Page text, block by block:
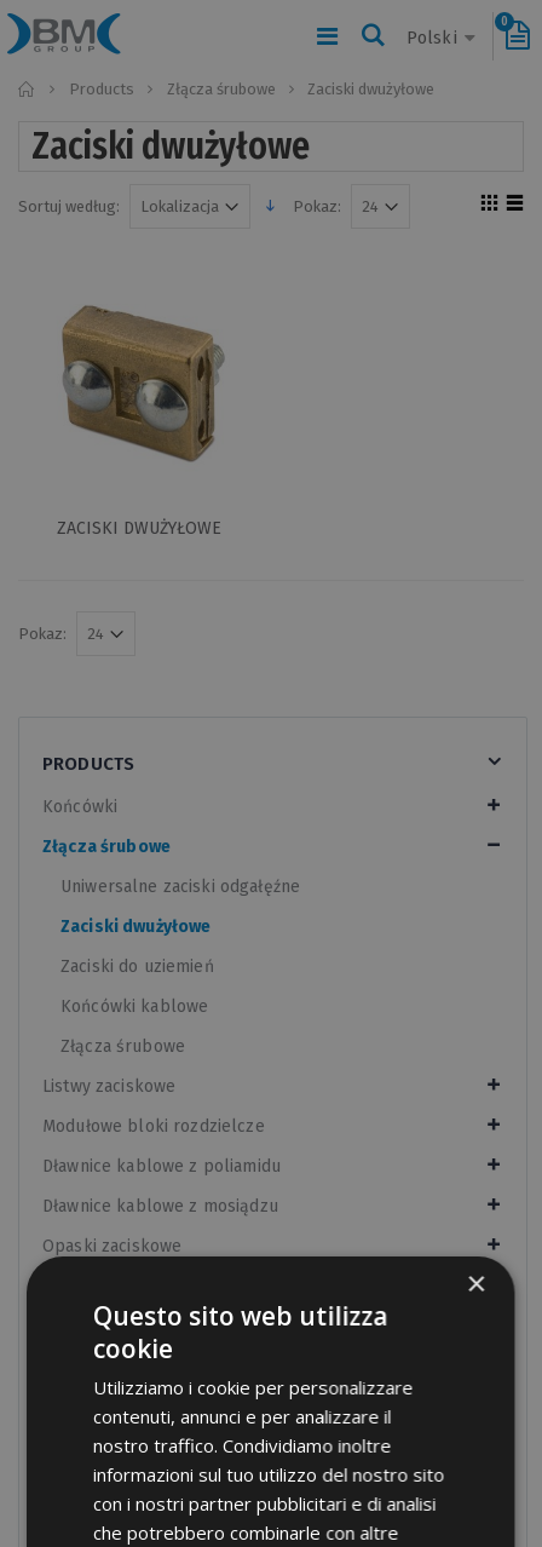
Polski
0
Home
Products Złącza śrubowe Zaciski dwużyłowe
Zaciski dwużyłowe
Sortuj według: Pokaz:
ZACISKI DWUŻYŁOWE
Pokaz:
PRODUCTS
Końcówki
Złącza śrubowe
Uniwersalne zaciski odgałęźne
Zaciski dwużyłowe
Zaciski do uziemień
Końcówki kablowe
Złącza śrubowe
Listwy zaciskowe
Modułowe bloki rozdzielcze
Dławnice kablowe z poliamidu
Dławnice kablowe z mosiądzu
Opaski zaciskowe
Elementy do tablic rozdzielczych
Taśmy izolacyjne
Złącza do rur elektroinstalacyjnych
Elementy mocujące
×
Questo sito web utilizza
cookie
Utilizziamo i cookie per personalizzare
contenuti, annunci e per analizzare il
nostro traffico. Condividiamo inoltre
informazioni sul tuo utilizzo del nostro sito
con i nostri partner pubblicitari e di analisi
che potrebbero combinarle con altre